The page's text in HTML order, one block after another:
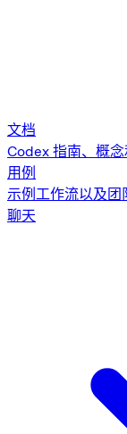
文档
Codex 指南、概
用例
示例工作流以及团
聊天